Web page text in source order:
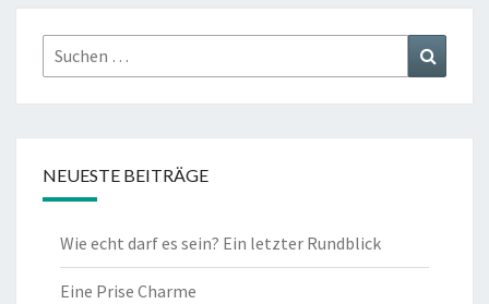
Suchen
nach:
NEUESTE BEITRÄGE
Wie echt darf es sein? Ein letzter Rundblick
Eine Prise Charme